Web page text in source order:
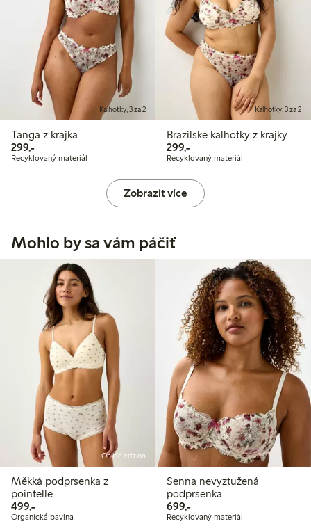
Kalhotky, 3 za 2
Tanga z krajka
299,-299,00 Kč
Recyklovaný materiál
Kalhotky, 3 za 2
Brazilské kalhotky z krajky
299,-299,00 Kč
Recyklovaný materiál
Zobrazit více
Mohlo by sa vám páčiť
Online edition
Měkká podprsenka z
pointelle
499,-499,00 Kč
Organická bavlna
Senna nevyztužená
podprsenka
699,-699,00 Kč
Recyklovaný materiál